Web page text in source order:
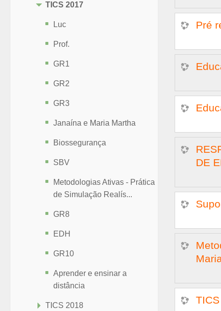
Pré
DE
TICS 2017
Luc
Prof.
GR1
GR2
GR3
Janaína e Maria Martha
Biossegurança
SBV
Metodologias Ativas - Prática
de Simulação Realís...
GR8
EDH
GR10
Aprender e ensinar a
distância
TICS 2018